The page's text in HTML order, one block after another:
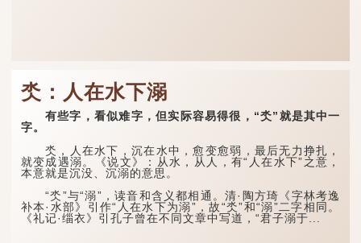
氼：人在水下溺
有些字，看似难字，但实际容易得很，“氼”就是其中一
字。
氼，人在水下，沉在水中，愈变愈弱，最后无力挣扎，
就变成遇溺。《说文》：从水，从人，有“人在水下”之意，
本意就是沉没、沉溺的意思。
“氼”与“溺”，读音和含义都相通。清·陶方琦《字林考逸
补本·水部》引作“人在水下为溺”，故“氼”和“溺”二字相同。
《礼记·缁衣》引孔子曾在不同文章中写道，“君子溺于...